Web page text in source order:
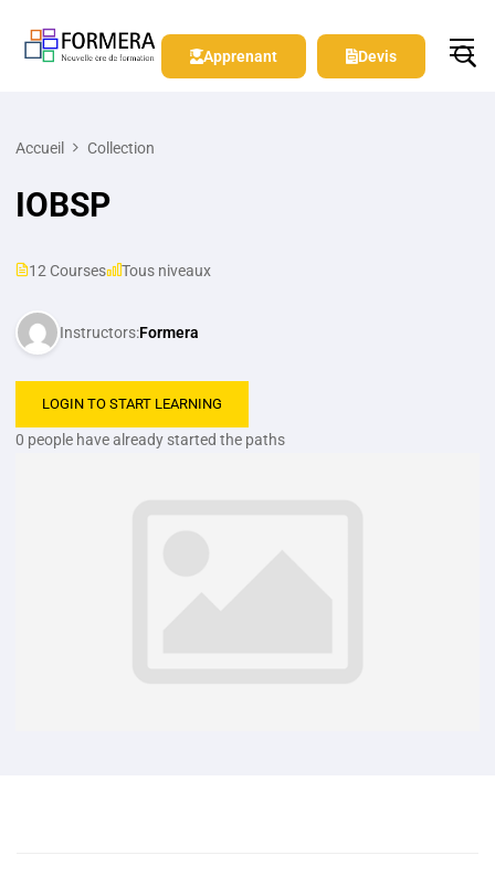
Apprenant Devis
Accueil Collection
IOBSP
12 Courses Tous niveaux
Instructors:Formera
LOGIN TO START LEARNING
0 people have already started the paths